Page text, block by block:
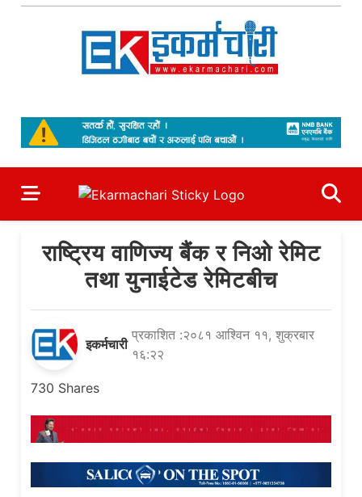
Skip
राष्ट्रिय वाणिज्य बैंक र निओ रेमिट
तथा युनाईटेड रेमिटबीच
इकर्मचारी
प्रकाशित :२०८१ आश्विन ११, शुक्रबार
१६:२२
730 Shares